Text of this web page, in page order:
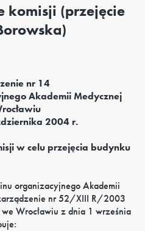
komisji (przejęcie
nr 14
Akademii Medycznej
2004 r.
w celu przejęcia budynku
organizacyjnego Akademii
nr 52/XIII R/2003
Wrocławiu z dnia 1 września